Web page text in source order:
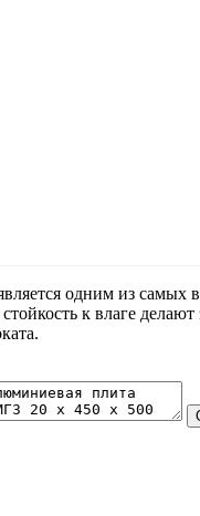
одним из
к влаге